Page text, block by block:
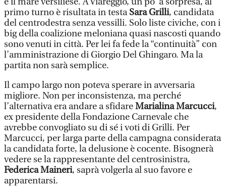
primo turno è risultata in testaSara Grilli, candidata
del centrodestra senza vessilli. Solo liste civiche, con i
big della coalizione meloniana quasi nascosti quando
sono venuti in città. Per lei fa fede la “continuità” con
l’amministrazione di Giorgio Del Ghingaro. Ma la
partita non sarà semplice.
Il campo largo non poteva sperare in avversaria
migliore. Non per inconsistenza, ma perché
l’alternativa era andare a sfidareMarialina Marcucci,
ex presidente della Fondazione Carnevale che
avrebbe convogliato su di sé i voti di Grilli. Per
Marcucci, per larga parte della campagna considerata
la candidata forte, la delusione è cocente. Bisognerà
vedere se la rappresentante del centrosinistra,
Federica Maineri, saprà volgerla al suo favore e
apparentarsi.